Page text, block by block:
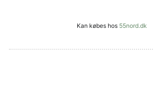
Kan købes hos 55nord.dk